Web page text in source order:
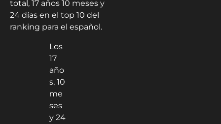
total, 17 años 10 meses y
24 días en el top 10 del
ranking para el español.
Los
17
año
s, 10
me
ses
y 24